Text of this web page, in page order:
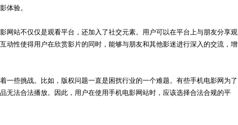
体验。
网站不仅仅是观看平台，还加入了社交元素。用户可以在平台上与朋友分享观
动性使得用户在欣赏影片的同时，能够与朋友和其他影迷进行深入的交流，增
一些挑战。比如，版权问题一直是困扰行业的一个难题。有些手机电影网为了
无法合法播放。因此，用户在使用手机电影网站时，应该选择合法合规的平